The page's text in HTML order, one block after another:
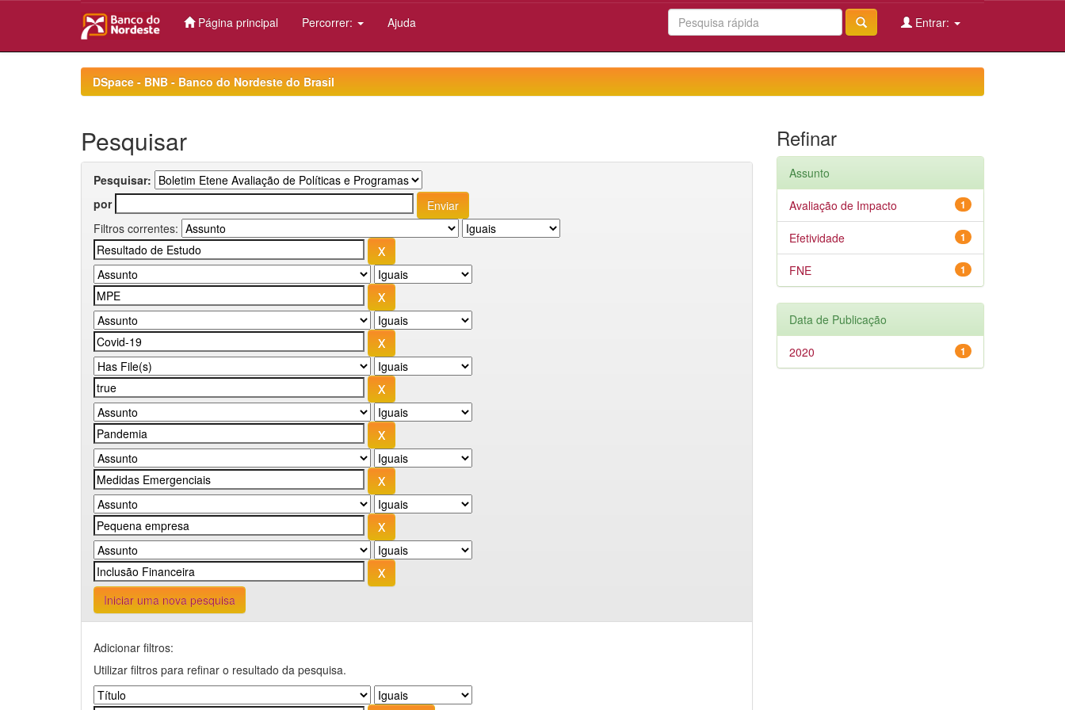
Página principal Percorrer: Ajuda Entrar:
DSpace - BNB - Banco do Nordeste do Brasil
Pesquisar
Pesquisar:
por
Filtros correntes:
Iniciar uma nova pesquisa
Adicionar filtros:
Utilizar filtros para refinar o resultado da pesquisa.
Refinar
Assunto
1
Avaliação de Impacto
1
Efetividade
1
FNE
Data de Publicação
1
2020